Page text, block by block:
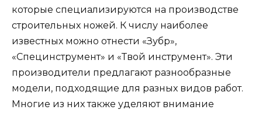
которые специализируются на производстве
строительных ножей. К числу наиболее
известных можно отнести «Зубр»,
«Специнструмент» и «Твой инструмент». Эти
производители предлагают разнообразные
модели, подходящие для разных видов работ.
Многие из них также уделяют внимание